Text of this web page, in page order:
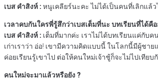
เบส คําสิงห์ :หนูเคลียร์นะคะ ไม่ได้เป็นคนที่เลิกแล้
เวลาคบกันใครพี่รู้สึกว่าเบสเต็มที่นะ บทเรียนที่ได้คื
เบส คําสิงห์ : เต็มที่มากค่ะ เราไม่ได้บทเรียนแค่กับ
เก่าเราว่า อ่อ! เขามีความคิดแบบนี้ ในโลกนี้มีผู้ชา
ค่อยเรียนรู้เขาไป ต่อให้คนใหม่เจ้าชู้ก็จะไม่ไปเทีย
คนใหม่จะมาแล้วหรือยัง ?